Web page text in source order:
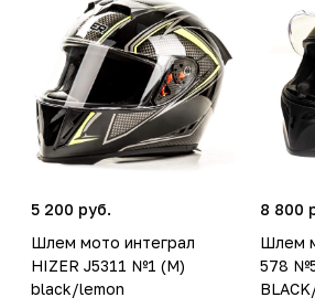
5 200 руб.
Шлем мото интеграл
HIZER J5311 №1 (M)
black/lemon
8 800
Шлем
578